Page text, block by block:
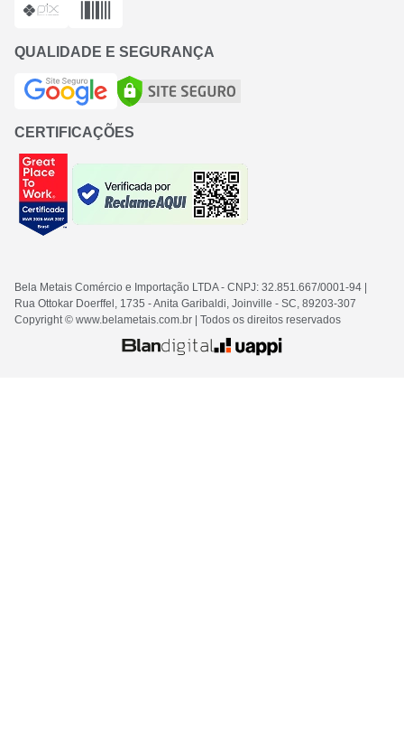
QUALIDADE E SEGURANÇA
CERTIFICAÇÕES
Bela Metais Comércio e Importação LTDA- CNPJ: 32.851.667/0001-94
Rua Ottokar Doerffel, 1735 - Anita Garibaldi, Joinville - SC, 89203-307
Copyright © www.belametais.com.br | Todos os direitos reservados